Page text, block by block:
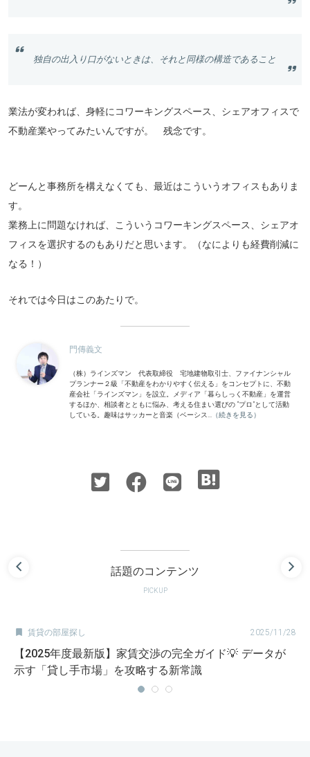
独自の出入り口がないときは、それと同様の構造であること
業法が変われば、身軽にコワーキングスペース、シェアオフィスで
不動産業やってみたいんですが。 残念です。
どーんと事務所を構えなくても、最近はこういうオフィスもありま
す。
業務上に問題なければ、こういうコワーキングスペース、シェアオ
フィスを選択するのもありだと思います。（なによりも経費削減に
なる！）
それでは今日はこのあたりで。
門傳義文
（株）ラインズマン 代表取締役 宅地建物取引士、ファイナンシャル
プランナー２級「不動産をわかりやすく伝える」をコンセプトに、不動
産会社「ラインズマン」を設立。メディア「暮らしっく不動産」を運営
するほか、相談者とともに悩み、考える住まい選びの “プロ”として活動
している。趣味はサッカーと音楽（ベーシス...
（続きを見る）
話題のコンテンツ
PICKUP
 賃貸の部屋探し 2025/11/28
【2025年度最新版】家賃交渉の完全ガイド💡 データが
示す「貸し手市場」を攻略する新常識